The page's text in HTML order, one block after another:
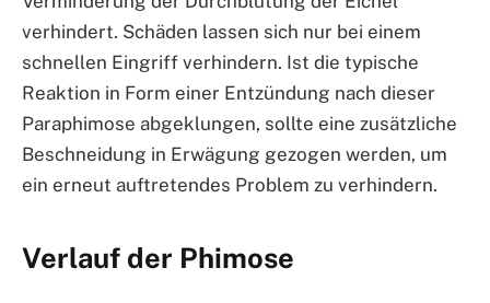
verhindert. Schäden lassen sich nur bei einem
schnellen Eingriff verhindern. Ist die typische
Reaktion in Form einer Entzündung nach dieser
Paraphimose abgeklungen, sollte eine zusätzliche
Beschneidung in Erwägung gezogen werden, um
ein erneut auftretendes Problem zu verhindern.
Verlauf der Phimose